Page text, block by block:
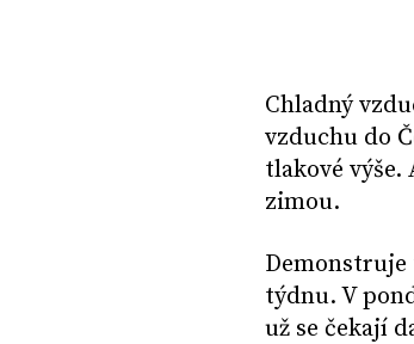
Chladný
vzduchu do
tlakové
zimou.
týdnu. V
už se čekají